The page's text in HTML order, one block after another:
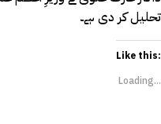
تحلیل کر دی ہے۔
Like this:
Loading...